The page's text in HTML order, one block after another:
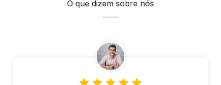
O que dizem sobre nós